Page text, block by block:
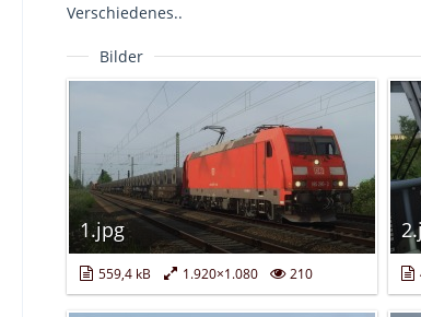
Verschiedenes..
Bilder
1.jpg
559,4 kB 1.920×1.080 210